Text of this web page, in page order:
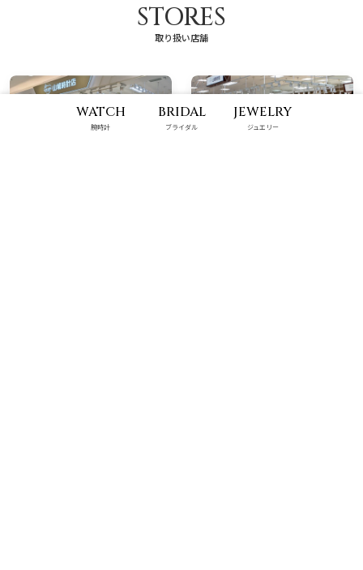
STORES
取り扱い店舗
WATCH
腕時計
BRIDAL
ブライダル
JEWELRY
ジュエリー